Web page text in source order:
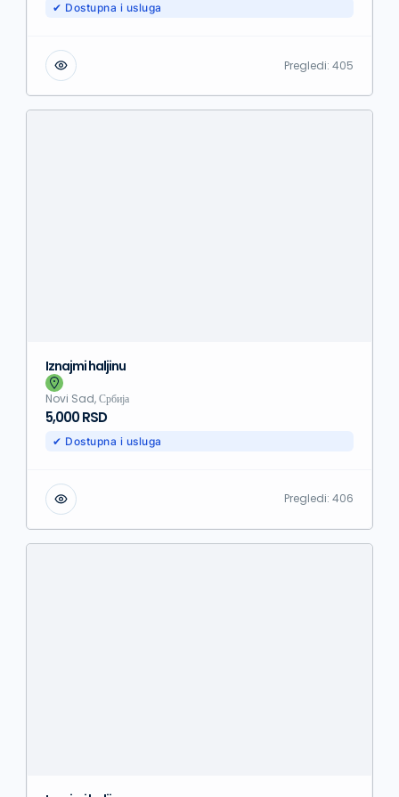
✔ Dostupna i usluga
Pregledi: 405
Iznajmi haljinu
Novi Sad, Србија
5,000 RSD
✔ Dostupna i usluga
Pregledi: 406